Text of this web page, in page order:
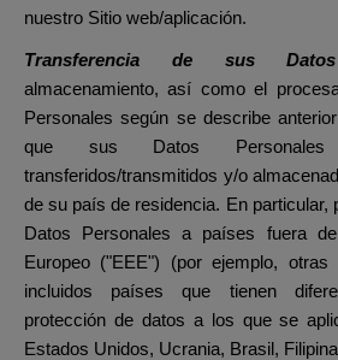
nuestro Sitio web/aplicación.
Transferencia de sus Datos
almacenamiento, así como el
Personales según se describe
que sus Datos Personales
transferidos/transmitidos y/o
de su país de residencia. En particular,
Datos Personales a países fuera
Europeo ("EEE") (por ejemplo, otras
incluidos países que tienen
protección de datos a los que se
Estados Unidos, Ucrania, Brasil,